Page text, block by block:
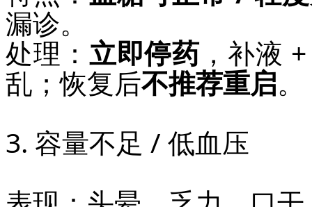
漏诊。
处理： 立即停药 ，补液
乱；恢复后不推荐重启。
3. 容量不足 / 低血压